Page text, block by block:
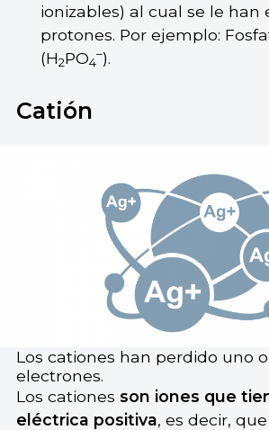
ionizables) al cual se le han
protones. Por ejemplo:
(H2PO4
–).
Catión
Los cationes han perdido uno
electrones.
Los cationes son iones que
eléctrica positiva, es decir,